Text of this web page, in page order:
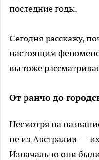
последние годы.
Сегодня расскажу,
настоящим
вы тоже
От ранчо до
Несмотря на
не из Австралии —
Изначально они